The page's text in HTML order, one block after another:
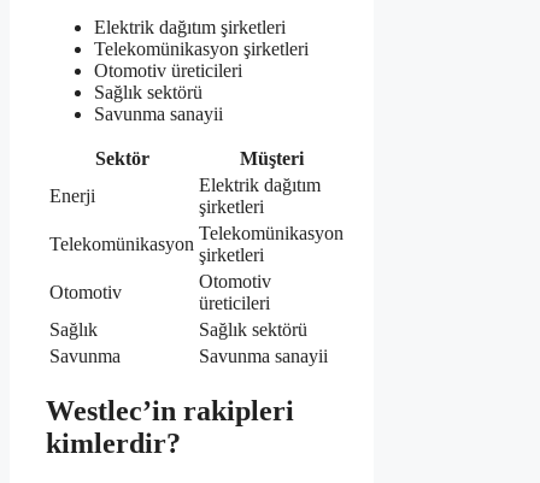
Elektrik dağıtım şirketleri
Telekomünikasyon şirketleri
Otomotiv üreticileri
Sağlık sektörü
Savunma sanayii
Sektör
Müşteri
Enerji
Elektrik dağıtım
şirketleri
Telekomünikasyon
Telekomünikasyon
şirketleri
Otomotiv
Otomotiv
üreticileri
Sağlık
Sağlık sektörü
Savunma
Savunma sanayii
Westlec’in rakipleri
kimlerdir?